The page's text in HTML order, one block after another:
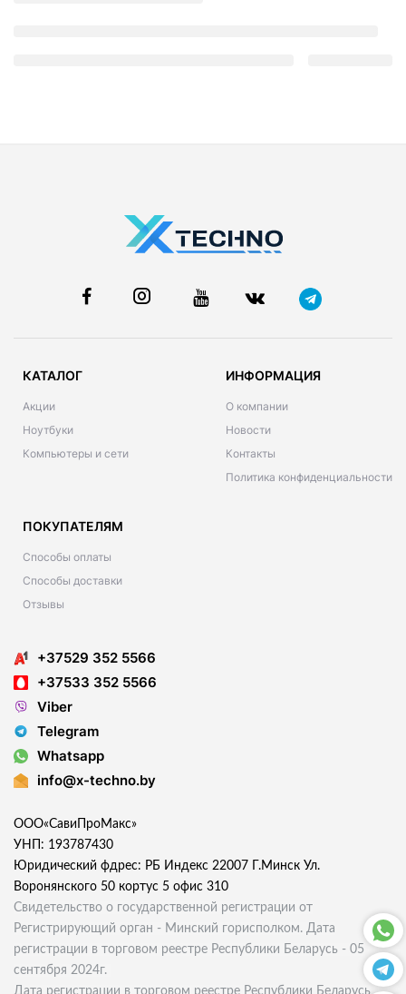
КАТАЛОГ
Акции
Ноутбуки
Компьютеры и сети
ИНФОРМАЦИЯ
О компании
Новости
Контакты
Политика конфиденциальности
ПОКУПАТЕЛЯМ
Способы оплаты
Способы доставки
Отзывы
+37529 352 5566
+37533 352 5566
Viber
Telegram
Whatsapp
info@x-techno.by
ООО«СавиПроМакс»
УНП: 193787430
Юридический фдрес: РБ Индекс 22007 Г.Минск Ул.
Воронянского 50 кортус 5 офис 310
Свидетельство о государственной регистрации от
Регистрирующий орган - Минский горисполком. Дата
регистрации в торговом реестре Республики Беларусь - 05
сентября 2024г.